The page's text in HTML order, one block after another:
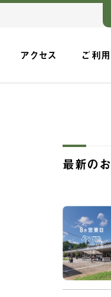
アクセス ご利
最新の